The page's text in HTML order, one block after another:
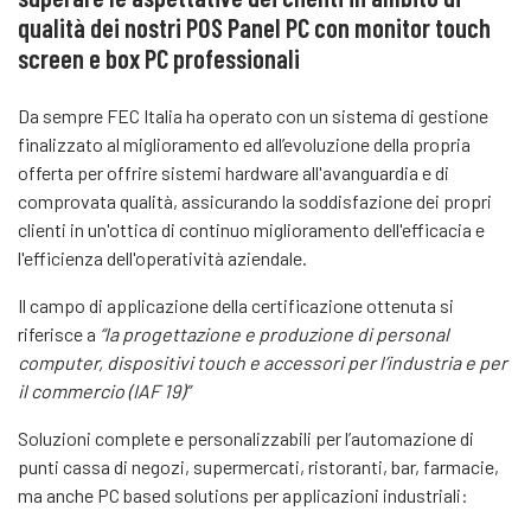
qualità dei nostri POS Panel PC con monitor touch
screen e box PC professionali
Da sempre FEC Italia ha operato con un sistema di gestione
finalizzato al miglioramento ed all’evoluzione della propria
offerta per offrire sistemi hardware all'avanguardia e di
comprovata qualità, assicurando la soddisfazione dei propri
clienti in un'ottica di continuo miglioramento dell'efficacia e
l'efficienza dell'operatività aziendale.
Il campo di applicazione della certificazione ottenuta si
riferisce a “la progettazione e produzione di personal
computer, dispositivi touch e accessori per l’industria e per
il commercio (IAF 19)”
Soluzioni complete e personalizzabili per l’automazione di
punti cassa di negozi, supermercati, ristoranti, bar, farmacie,
ma anche PC based solutions per applicazioni industriali: